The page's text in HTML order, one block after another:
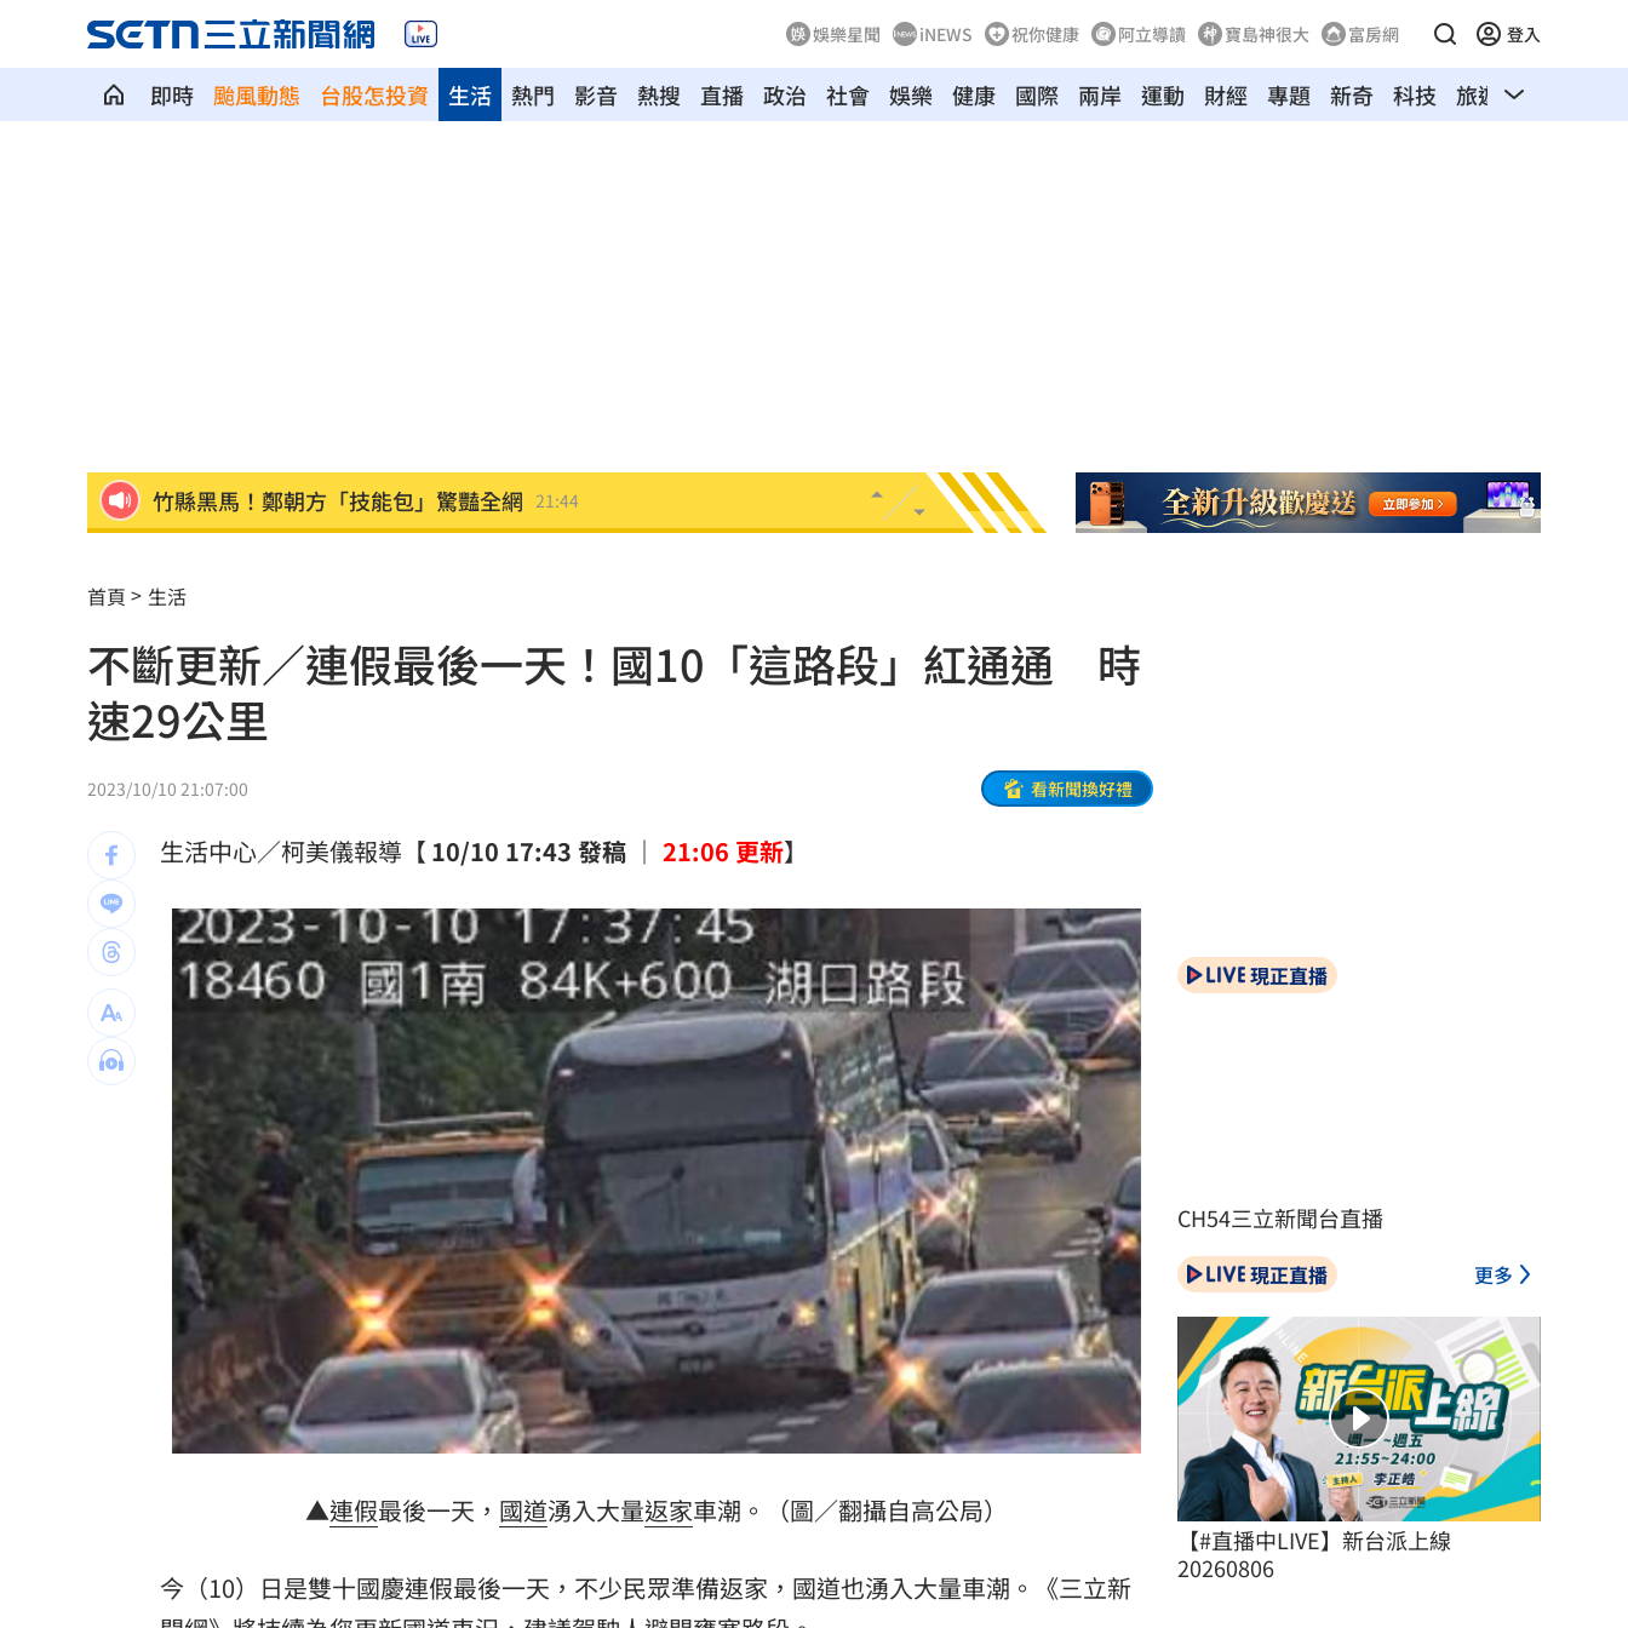
娛樂星聞 iNEWS 祝你健康 阿立導讀 寶島神很大 富房網 登入
即時 颱風動態 台股怎投資 熱門 影音 熱搜 直播 政治 社會 娛樂
生活 健康 國際 兩岸 運動 財經 專題 新奇 科技 旅遊 汽車
竹縣黑馬！鄭朝方「技能包」驚豔全網 21:44
新／美股開盤費半下挫 台指期失守44000點
黃禎憲診所挺蔣舊照遭出征！老病患不忍了 21:41
陳傑憲炸裂2分砲 統一狂掃13安痛宰味全
偷吃人妻挨告 小王反控她是時間管理大師
公車毒駕出事故？欣欣客運全員尿檢出爐！
臉還要再動刀？王彩樺突爆：最後一次了 21:21
中國製路由器資安漏洞！逾20設備藏後門 21:18
IU社群發前男友 韓網替她抱不平：該避嫌 21:17
二手菸超毒！她陪夫看病 意外查出肺腺癌
NCC無委員唱獨立空城計 iPhone 18照登台 21:10
詐慈濟10億！律師驚揭陳時中『根本先知』 21:10
650萬冊神話崩!《週刊少年Jump》跌破百萬 21:08
台灣彩券開獎直播中 20:31
LIVE三立+24小時直播
三立iNEWS新聞台線上直播 18:00
理想混蛋號召粉絲跨海追星吃美食！ 18:15
首頁 生活
不斷更新／連假最後一天！國10「這路段」紅通通 時
速29公里
2023/10/10 21:07:00 看新聞換好禮
生活中心／柯美儀報導【 10/10 17:43 發稿 ｜ 21:06 更新】
▲連假最後一天， 國道湧入大量返家車潮。（圖／翻攝自高公局）
今（10）日是雙十國慶連假最後一天，不少民眾準備返家，國道也湧入大量車潮。《三立新
現正直播
CH54三立新聞台直播
現正直播 更多
【#直播中LIVE】新台派上線
20260806